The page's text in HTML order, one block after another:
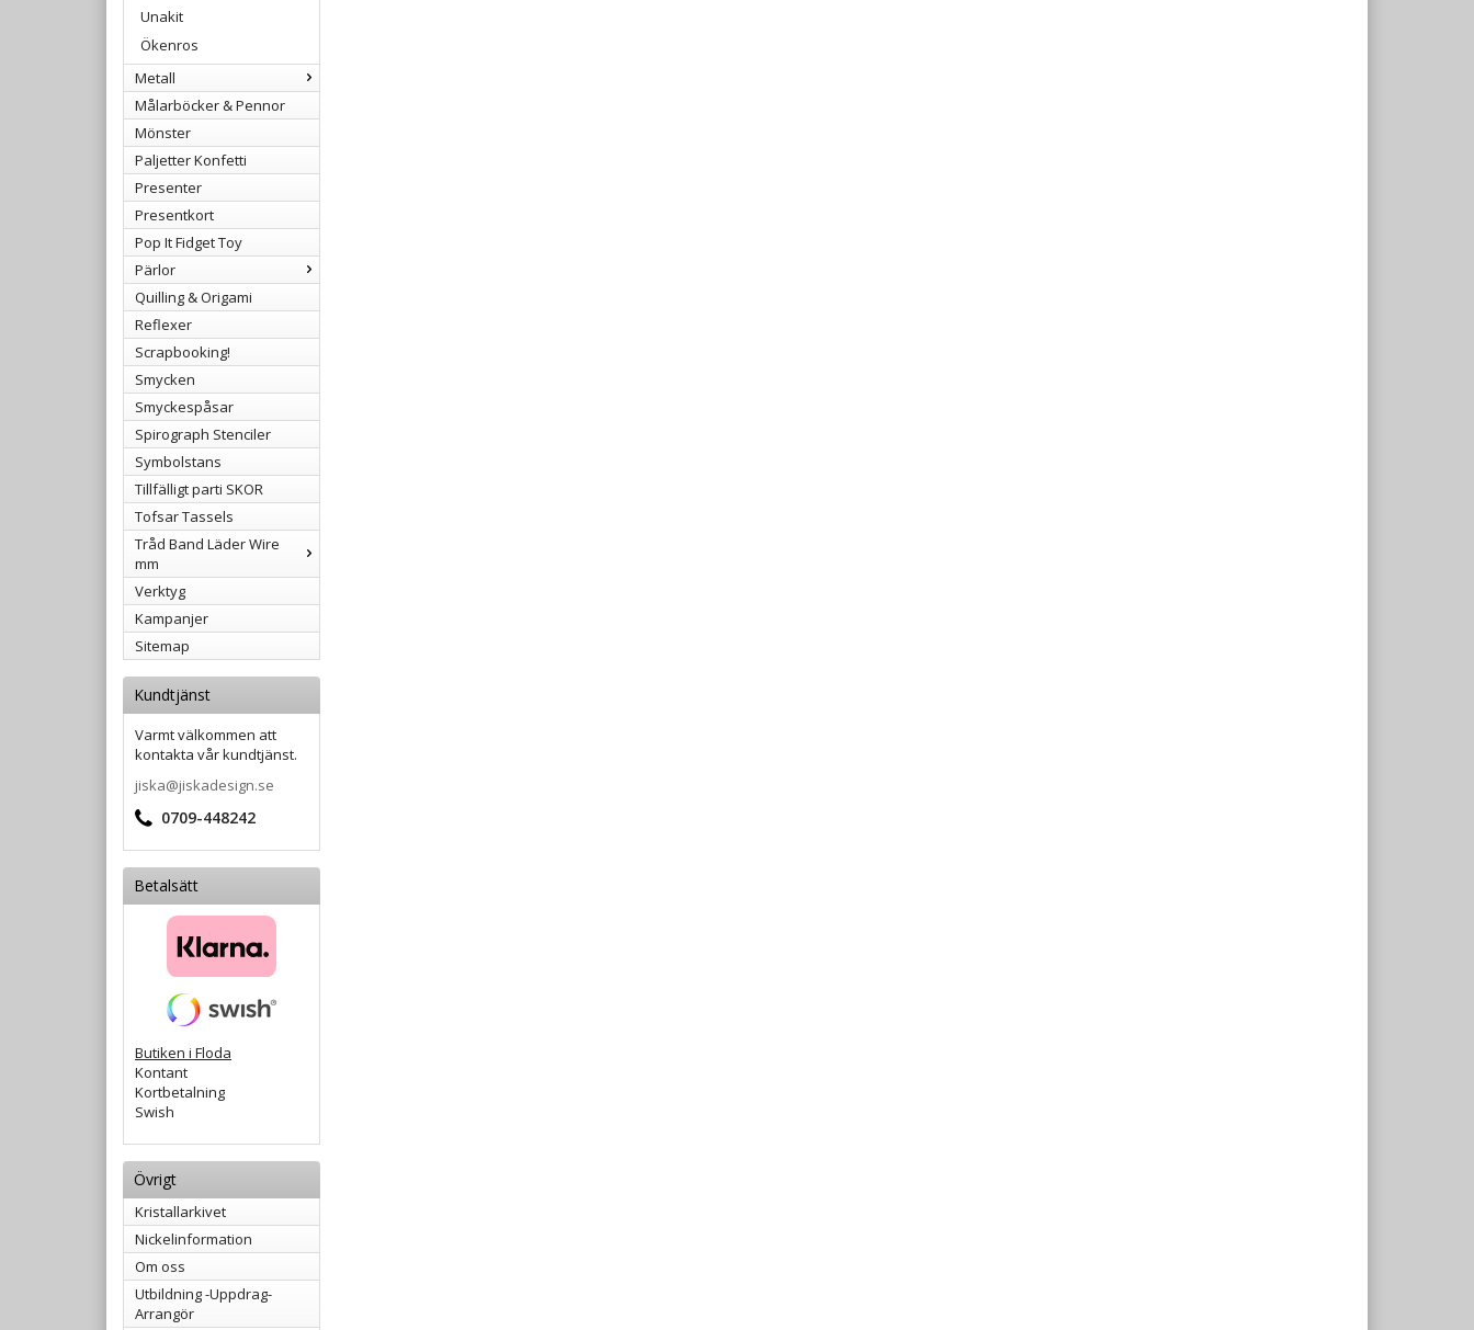
Unakit
Ökenros
Metall
Målarböcker & Pennor
Mönster
Paljetter Konfetti
Presenter
Presentkort
Pop It Fidget Toy
Pärlor
Quilling & Origami
Reflexer
Scrapbooking!
Smycken
Smyckespåsar
Spirograph Stenciler
Symbolstans
Tillfälligt parti SKOR
Tofsar Tassels
Tråd Band Läder Wire
mm
Verktyg
Kampanjer
Sitemap
Kundtjänst
Varmt välkommen att
kontakta vår kundtjänst.
jiska@jiskadesign.se
0709-448242
Betalsätt
Butiken i Floda
Kontant
Kortbetalning
Swish
Övrigt
Kristallarkivet
Nickelinformation
Om oss
Utbildning -Uppdrag-
Arrangör